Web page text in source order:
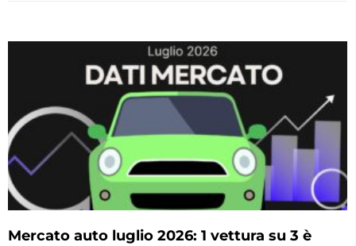
Mercato auto luglio 2026: 1 vettura su 3 è